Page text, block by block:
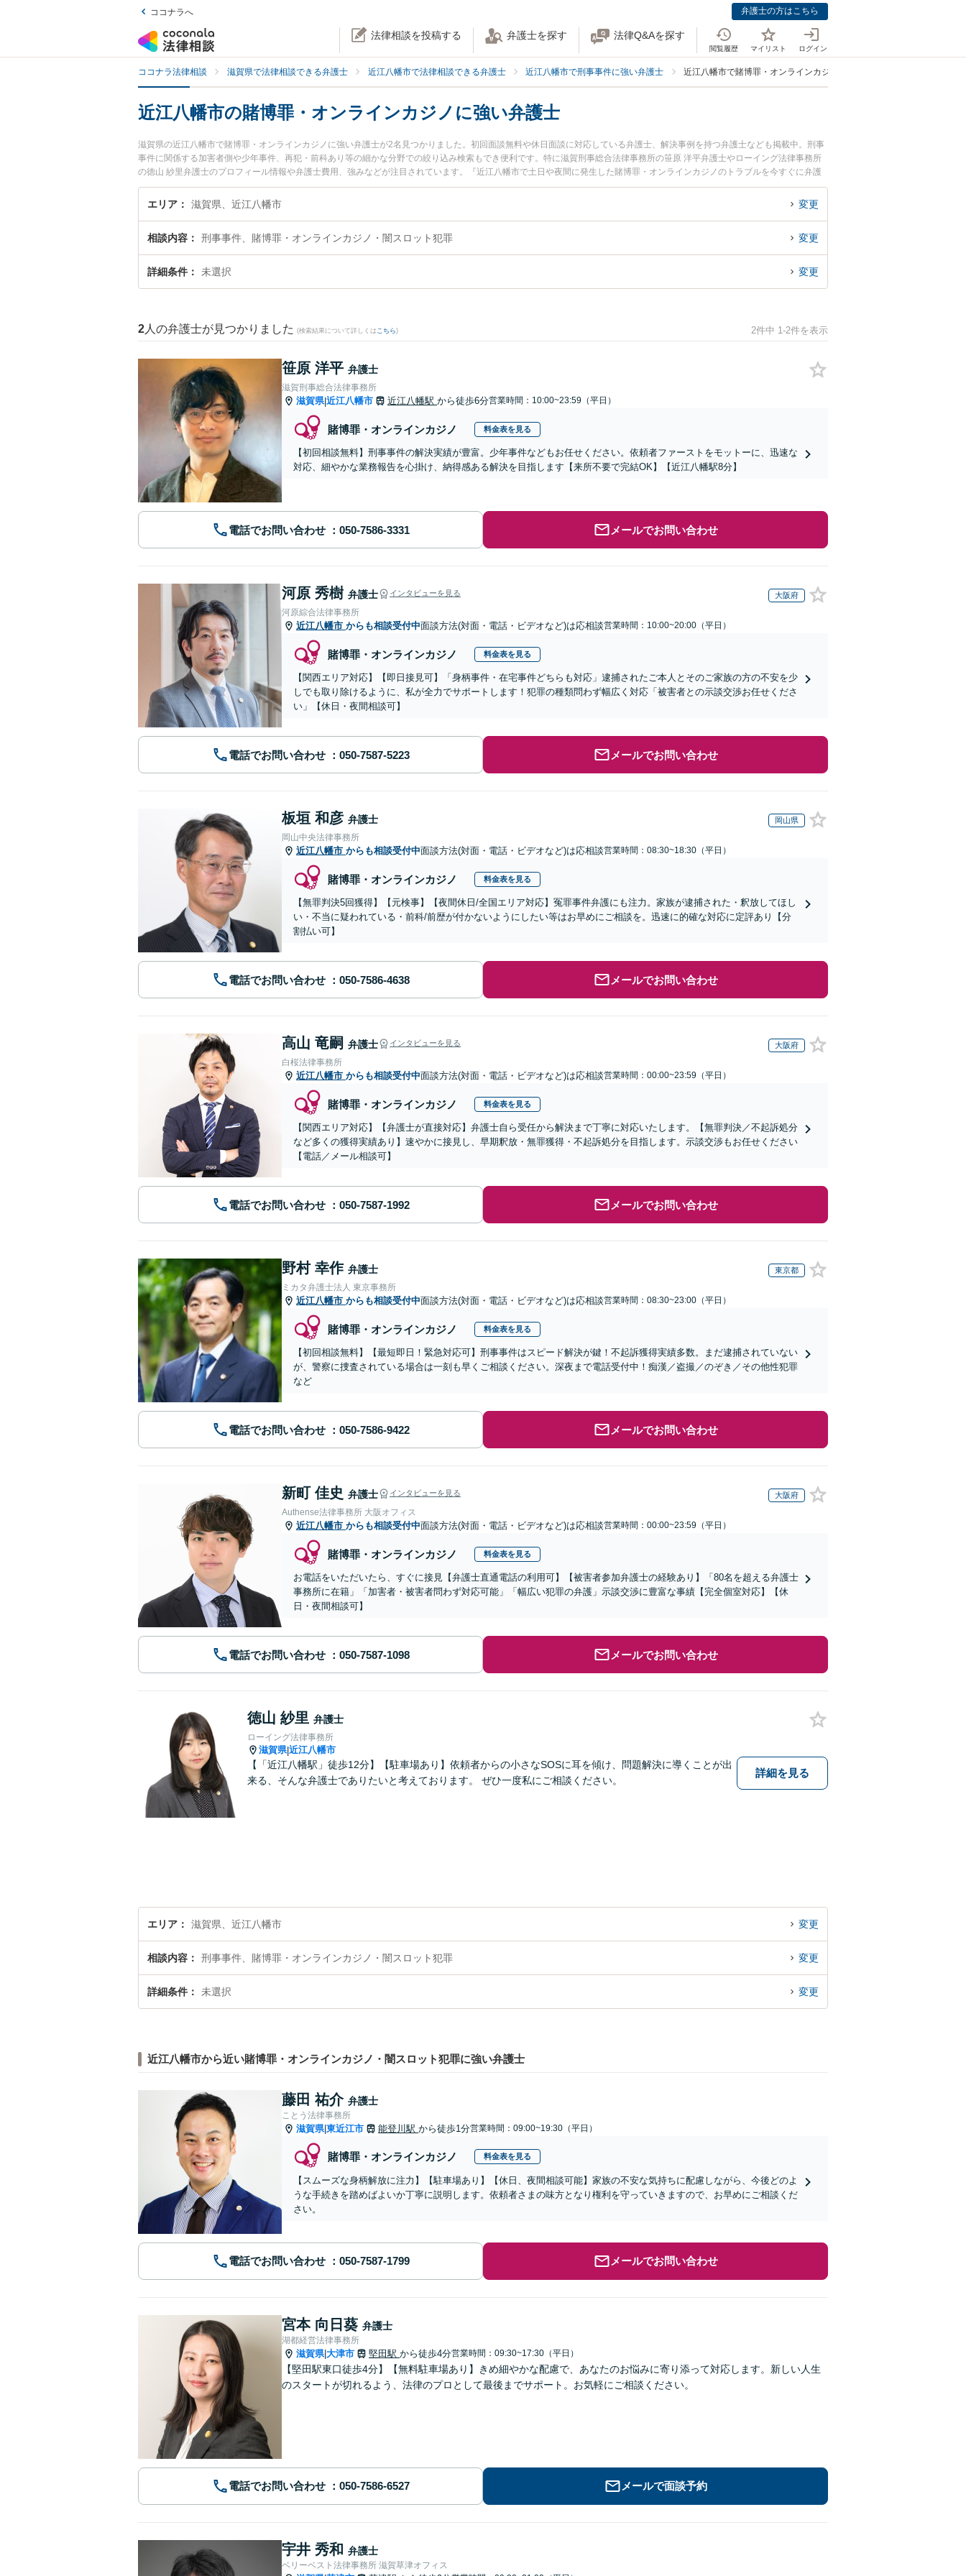
ココナラへ 弁護士の方はこちら
法律相談を投稿する 弁護士を探す 法律Q&Aを探す
閲覧履歴 マイリスト ログイン
ココナラ法律相談 滋賀県で法律相談できる弁護士 近江八幡市で法律相談できる弁護士 近江八幡市で刑事事件に強い弁護士 近江八幡市で賭博罪・オンラインカジノ・闇スロット犯罪に強い弁護士
近江八幡市の賭博罪・オンラインカジノに強い弁護士
滋賀県の近江八幡市で賭博罪・オンラインカジノに強い弁護士が2名見つかりました。初回面談無料や休日面談に対応している弁護士、解決事例を持つ弁護士なども掲載中。刑事
事件に関係する加害者側や少年事件、再犯・前科あり等の細かな分野での絞り込み検索もでき便利です。特に滋賀刑事総合法律事務所の笹原 洋平弁護士やローイング法律事務所
の徳山 紗里弁護士のプロフィール情報や弁護士費用、強みなどが注目されています。『近江八幡市で土日や夜間に発生した賭博罪・オンラインカジノのトラブルを今すぐに弁護
士に相談したい』『賭博罪・オンラインカジノのトラブル解決の実績豊富な近くの弁護士を検索したい』『初回相談無料で賭博罪・オンラインカジノを法律相談できる近江八幡市
内の弁護士に相談予約したい』などでお困りの相談者さんにおすすめです。
エリア 滋賀県、近江八幡市 変更
相談内容 刑事事件、賭博罪・オンラインカジノ・闇スロット犯罪 変更
詳細条件 未選択 変更
2 人の弁護士が見つかりました (検索結果について詳しくは こちら) 2件中 1-2件を表示
笹原 洋平 弁護士
滋賀刑事総合法律事務所
滋賀県|近江八幡市 近江八幡駅 から徒歩6分営業時間：10:00~23:59（平日）
賭博罪・オンラインカジノ 料金表を見る
【初回相談無料】刑事事件の解決実績が豊富。少年事件などもお任せください。依頼者ファーストをモットーに、迅速な
対応、細やかな業務報告を心掛け、納得感ある解決を目指します【来所不要で完結OK】【近江八幡駅8分】
電話でお問い合わせ メールでお問い合わせ
河原 秀樹 弁護士 インタビューを見る 大阪府
河原綜合法律事務所
近江八幡市 からも相談受付中面談方法(対面・電話・ビデオなど)は応相談営業時間：10:00~20:00（平日）
賭博罪・オンラインカジノ 料金表を見る
【関西エリア対応】【即日接見可】「身柄事件・在宅事件どちらも対応」逮捕されたご本人とそのご家族の方の不安を少
しでも取り除けるように、私が全力でサポートします！犯罪の種類問わず幅広く対応「被害者との示談交渉お任せくださ
い」【休日・夜間相談可】
電話でお問い合わせ メールでお問い合わせ
板垣 和彦 弁護士 岡山県
岡山中央法律事務所
近江八幡市 からも相談受付中面談方法(対面・電話・ビデオなど)は応相談営業時間：08:30~18:30（平日）
賭博罪・オンラインカジノ 料金表を見る
【無罪判決5回獲得】【元検事】【夜間休日/全国エリア対応】冤罪事件弁護にも注力。家族が逮捕された・釈放してほし
い・不当に疑われている・前科/前歴が付かないようにしたい等はお早めにご相談を。迅速に的確な対応に定評あり【分
割払い可】
電話でお問い合わせ メールでお問い合わせ
高山 竜嗣 弁護士 インタビューを見る 大阪府
白桜法律事務所
近江八幡市 からも相談受付中面談方法(対面・電話・ビデオなど)は応相談営業時間：00:00~23:59（平日）
賭博罪・オンラインカジノ 料金表を見る
【関西エリア対応】【弁護士が直接対応】弁護士自ら受任から解決まで丁寧に対応いたします。【無罪判決／不起訴処分
など多くの獲得実績あり】速やかに接見し、早期釈放・無罪獲得・不起訴処分を目指します。示談交渉もお任せください
【電話／メール相談可】
電話でお問い合わせ メールでお問い合わせ
野村 幸作 弁護士 東京都
ミカタ弁護士法人 東京事務所
近江八幡市 からも相談受付中面談方法(対面・電話・ビデオなど)は応相談営業時間：08:30~23:00（平日）
賭博罪・オンラインカジノ 料金表を見る
【初回相談無料】【最短即日！緊急対応可】刑事事件はスピード解決が鍵！不起訴獲得実績多数。まだ逮捕されていない
が、警察に捜査されている場合は一刻も早くご相談ください。深夜まで電話受付中！痴漢／盗撮／のぞき／その他性犯罪
など
電話でお問い合わせ メールでお問い合わせ
新町 佳史 弁護士 インタビューを見る 大阪府
Authense法律事務所 大阪オフィス
近江八幡市 からも相談受付中面談方法(対面・電話・ビデオなど)は応相談営業時間：00:00~23:59（平日）
賭博罪・オンラインカジノ 料金表を見る
お電話をいただいたら、すぐに接見【弁護士直通電話の利用可】【被害者参加弁護士の経験あり】「80名を超える弁護士
事務所に在籍」「加害者・被害者問わず対応可能」「幅広い犯罪の弁護」示談交渉に豊富な事績【完全個室対応】【休
日・夜間相談可】
電話でお問い合わせ メールでお問い合わせ
徳山 紗里 弁護士
ローイング法律事務所
滋賀県|近江八幡市
【「近江八幡駅」徒歩12分】【駐車場あり】依頼者からの小さなSOSに耳を傾け、問題解決に導くことが出
来る、そんな弁護士でありたいと考えております。 ぜひ一度私にご相談ください。
詳細を見る
エリア 滋賀県、近江八幡市 変更
相談内容 刑事事件、賭博罪・オンラインカジノ・闇スロット犯罪 変更
詳細条件 未選択 変更
近江八幡市から近い賭博罪・オンラインカジノ・闇スロット犯罪に強い弁護士
藤田 祐介 弁護士
ことう法律事務所
滋賀県|東近江市 能登川駅 から徒歩1分営業時間：09:00~19:30（平日）
賭博罪・オンラインカジノ 料金表を見る
【スムーズな身柄解放に注力】【駐車場あり】【休日、夜間相談可能】家族の不安な気持ちに配慮しながら、今後どのよ
うな手続きを踏めばよいか丁寧に説明します。依頼者さまの味方となり権利を守っていきますので、お早めにご相談くだ
さい。
電話でお問い合わせ メールでお問い合わせ
宮本 向日葵 弁護士
湖都経営法律事務所
滋賀県|大津市 堅田駅 から徒歩4分営業時間：09:30~17:30（平日）
【堅田駅東口徒歩4分】【無料駐車場あり】きめ細やかな配慮で、あなたのお悩みに寄り添って対応します。新しい人生
のスタートが切れるよう、法律のプロとして最後までサポート。お気軽にご相談ください。
電話でお問い合わせ メールで面談予約
宇井 秀和 弁護士
ベリーベスト法律事務所 滋賀草津オフィス